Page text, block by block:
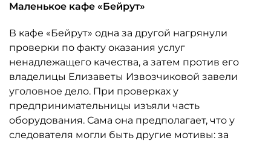
Маленькое кафе «Бейрут»
В кафе «Бейрут» одна за другой нагрянули
проверки по факту оказания услуг
ненадлежащего качества, а затем против его
владелицы Елизаветы Извозчиковой завели
уголовное дело. При проверках у
предпринимательницы изъяли часть
оборудования. Сама она предполагает, что у
следователя могли быть другие мотивы: за